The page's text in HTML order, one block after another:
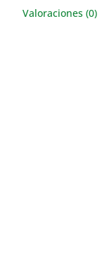
Valoraciones (0)